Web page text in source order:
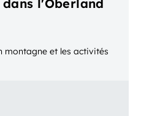
l'Oberland
montagne et les activités